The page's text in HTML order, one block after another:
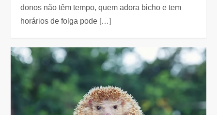
donos não têm tempo, quem adora bicho e tem
horários de folga pode […]